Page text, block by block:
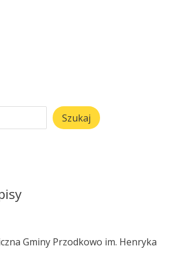
Szukaj
Gminy Przodkowo im. Henryka